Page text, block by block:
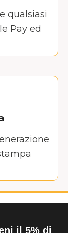
qualsiasi
Pay ed
il 5% di